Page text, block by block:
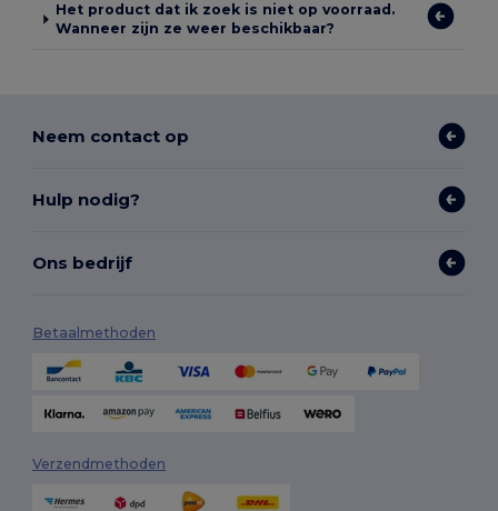
Het product dat ik zoek is niet op voorraad.
Wanneer zijn ze weer beschikbaar?
Neem contact op
Hulp nodig?
Ons bedrijf
Betaalmethoden
Verzendmethoden